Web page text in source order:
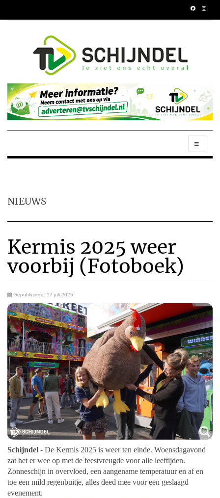
NIEUWS
Kermis 2025 weer
voorbij (Fotoboek)
Gepubliceerd: 17 juli 2025
Schijndel - De Kermis 2025 is weer ten einde. Woensdagavond
zat het er wee op met de feestvreugde voor alle leeftijden.
Zonneschijn in overvloed, een aangename temperatuur en af en
toe een mild regenbuitje, alles deed mee voor een geslaagd
evenement.